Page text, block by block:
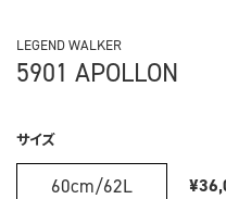
LEGEND WALKER
5901 APOLLON
サイズ
60cm/62L